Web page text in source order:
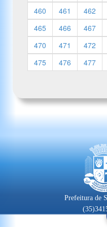
460 461 462
465
466 467
470
471 472
475
476 477
Prefeitura de